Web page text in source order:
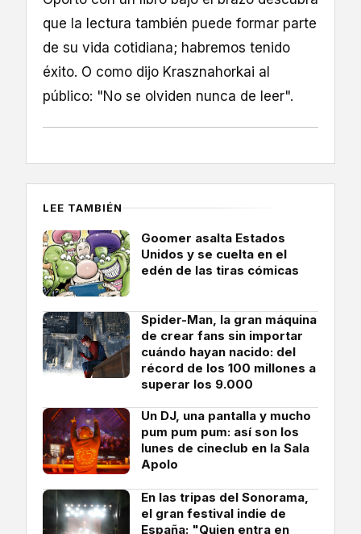
que la lectura también puede formar parte
de su vida cotidiana; habremos tenido
éxito. O como dijo Krasznahorkai al
público: "No se olviden nunca de leer".
LEE TAMBIÉN
Goomer asalta Estados
Unidos y se cuelta en el
edén de las tiras cómicas
Spider-Man, la gran máquina
de crear fans sin importar
cuándo hayan nacido: del
récord de los 100 millones a
superar los 9.000
Un DJ, una pantalla y mucho
pum pum pum: así son los
lunes de cineclub en la Sala
Apolo
En las tripas del Sonorama,
el gran festival indie de
España: "Quien entra en